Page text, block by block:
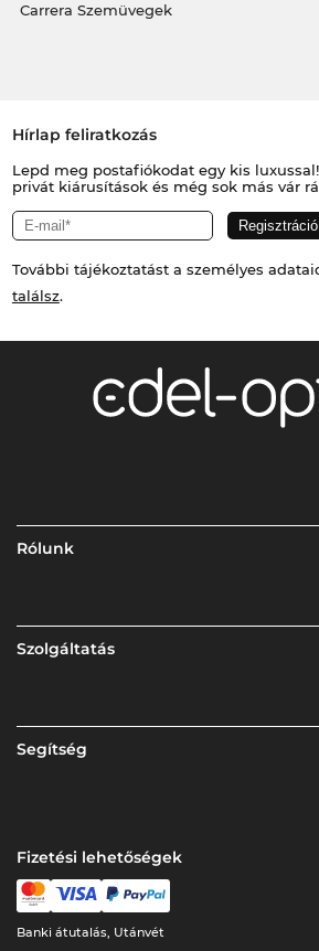
Carrera Szemüvegek
Hírlap feliratkozás
Lepd meg postafiókodat egy kis
privát kiárusítások és még sok más vár
További tájékoztatást a személyes
találsz.
Rólunk
Szolgáltatás
Segítség
Fizetési lehetőségek
Banki átutalás, Utánvét